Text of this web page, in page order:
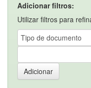
Adicionar filtros:
Utilizar filtros para